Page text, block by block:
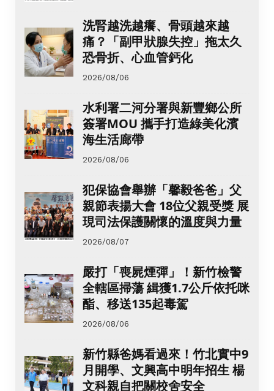
洗腎越洗越癢、骨頭越來越
痛？「副甲狀腺失控」拖太久
恐骨折、心血管鈣化
2026/08/06
水利署二河分署與新豐鄉公所
簽署MOU 攜手打造綠美化濱
海生活廊帶
2026/08/06
犯保協會舉辦「馨毅爸爸」父
親節表揚大會 18位父親受獎 展
現司法保護關懷的溫度與力量
2026/08/07
嚴打「喪屍煙彈」！新竹檢警
全轄區掃蕩 緝獲1.7公斤依托咪
酯、移送135起毒駕
2026/08/06
新竹縣爸媽看過來！竹北實中9
月開學、文興高中明年招生 楊
文科親自把關校舍安全